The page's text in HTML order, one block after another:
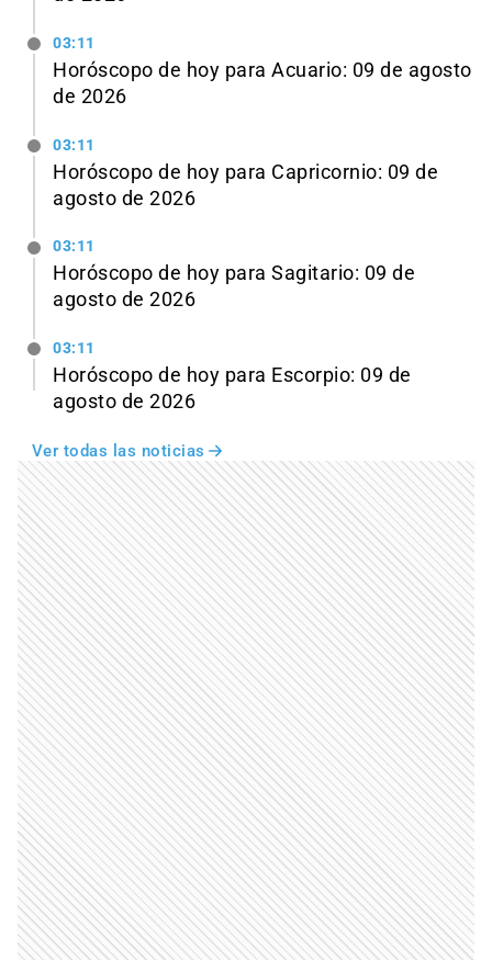
03:11
Horóscopo de hoy para Acuario: 09 de agosto
de 2026
03:11
Horóscopo de hoy para Capricornio: 09 de
agosto de 2026
03:11
Horóscopo de hoy para Sagitario: 09 de
agosto de 2026
03:11
Horóscopo de hoy para Escorpio: 09 de
agosto de 2026
Ver todas las noticias